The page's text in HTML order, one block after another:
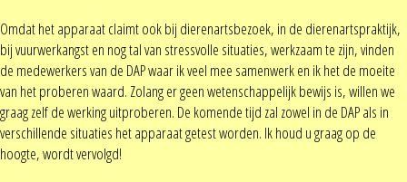
Omdat het apparaat claimt ook bij dierenartsbezoek, in de dierenartspraktijk,
bij vuurwerkangst en nog tal van stressvolle situaties, werkzaam te zijn, vinden
de medewerkers van de DAP waar ik veel mee samenwerk en ik het de moeite
van het proberen waard. Zolang er geen wetenschappelijk bewijs is, willen we
graag zelf de werking uitproberen. De komende tijd zal zowel in de DAP als in
verschillende situaties het apparaat getest worden. Ik houd u graag op de
hoogte, wordt vervolgd!